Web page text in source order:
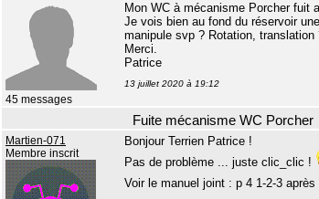
45 messages
Mon WC à mécanisme Porcher fuit
Je vois bien au fond du réservoir
manipule svp ? Rotation,
Merci.
Patrice
13 juillet 2020 à 19:12
Fuite mécanisme WC Porcher
Martien-071
Membre inscrit
Bonjour Terrien Patrice !
Pas de problème ... juste clic_clic !
Voir le manuel joint : p 4 1-2-3